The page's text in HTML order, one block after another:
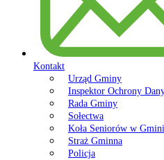
Kontakt
Urząd Gminy
Inspektor Ochrony
Rada Gminy
Sołectwa
Koła Seniorów w
Straż Gminna
Policja